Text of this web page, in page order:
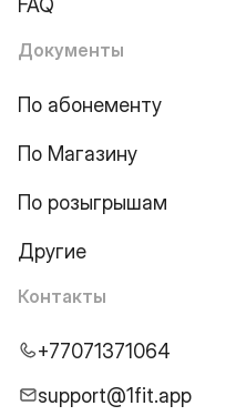
FAQ
Документы
По абонементу
По Магазину
По розыгрышам
Другие
Контакты
+77071371064
support@1fit.app